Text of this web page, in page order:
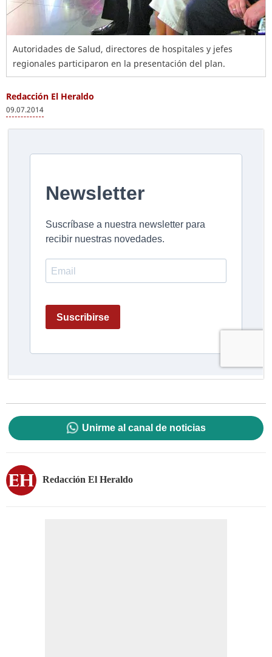
Autoridades de Salud, directores de hospitales y jefes
regionales participaron en la presentación del plan.
Redacción El Heraldo
09.07.2014
Unirme al canal de noticias
Redacción El Heraldo